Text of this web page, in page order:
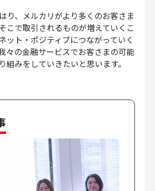
り、メルカリがより多くのお客さま
こで取引されるものが増えていくこ
ット・ポジティブにつながっていく
々の金融サービスでお客さまの可能
組みをしていきたいと思います。